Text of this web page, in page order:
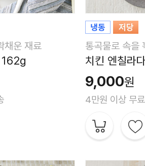
채운 재료
162g
통곡물로 속을
치킨 엔칠라
9,000원
4만원 이상 무